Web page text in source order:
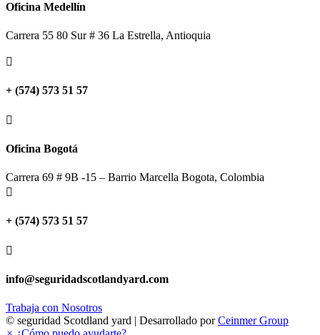
Oficina Medellín
Carrera 55 80 Sur # 36 La Estrella, Antioquia

+ (574) 573 51 57

Oficina Bogotá
Carrera 69 # 9B -15 – Barrio Marcella Bogota, Colombia

+ (574) 573 51 57

info@seguridadscotlandyard.com
Trabaja con Nosotros
© seguridad Scotdland yard | Desarrollado porCeinmer Group